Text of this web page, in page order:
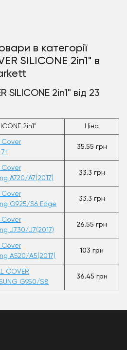
в категорії
SILICONE 2in1" в
SILICONE 2in1" від 23
2in1" Ціна
Cover
35.55 грн
Cover
A720/A7(2017)
33.3 грн
Cover
G925/S6 Edge
33.3 грн
Cover
J730/J7(2017)
26.55 грн
Cover
A520/A5(2017)
103 грн
COVER
G950/S8
36.45 грн